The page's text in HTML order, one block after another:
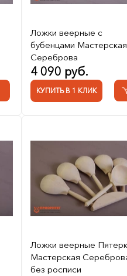
Ложки веерные с
бубенцами Мастерская
Сереброва
4 090 руб.
КУПИТЬ В 1 КЛИК
Ложки веерные
Мастерская
без росписи